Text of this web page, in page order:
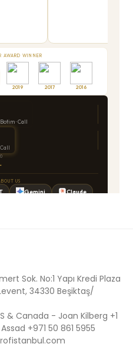
Sok. No:1 Yapı Kredi Plaza
34330 Beşiktaş/
& Canada - Joan Kilberg +1
+971 50 861 5955